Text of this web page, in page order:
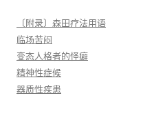
〔附录〕森田疗法用语
临场苦闷
变态人格者的怪癖
精神性症候
器质性疾患